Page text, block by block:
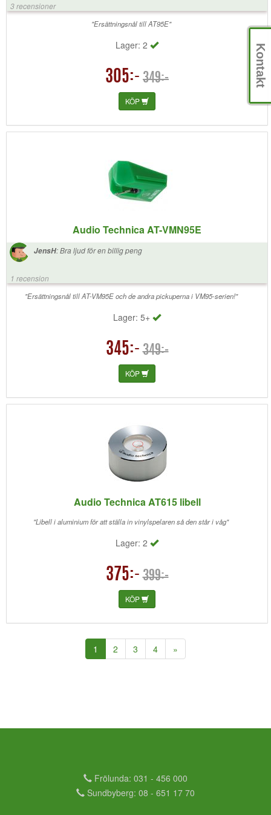
3 recensioner
"Ersättningsnål till AT95E"
Lager: 2
305:- 349:-
KÖP
Audio Technica AT-VMN95E
JensH:Bra ljud för en billig peng
1 recension
"Ersättningsnål till AT-VM95E och de andra pickuperna i VM95-serien!"
Lager: 5+
345:- 349:-
KÖP
Audio Technica AT615 libell
"Libell i aluminium för att ställa in vinylspelaren så den står i våg"
Lager: 2
375:- 399:-
KÖP
1 (current)
2 3 4 »
Frölunda: 031 - 456 000
Sundbyberg: 08 - 651 17 70
Kontakt